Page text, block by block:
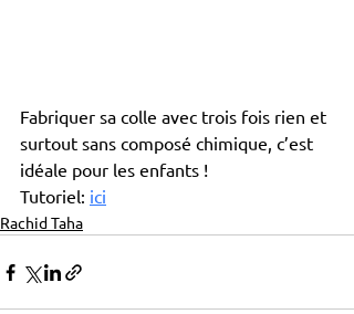
Fabriquer sa colle avec trois fois rien et
surtout sans composé chimique, c’est
idéale pour les enfants !
Tutoriel: ici
Rachid Taha